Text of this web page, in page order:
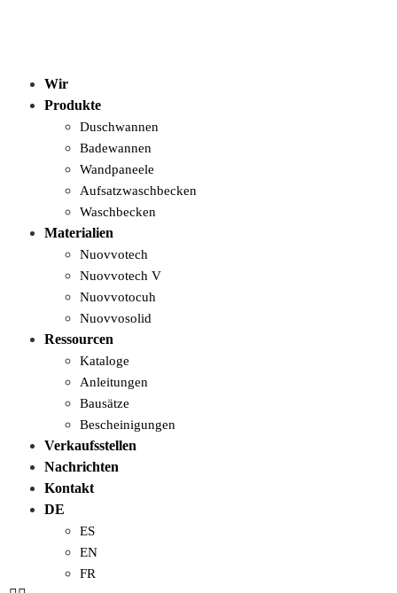
Wir
Produkte
Duschwannen
Badewannen
Wandpaneele
Aufsatzwaschbecken
Waschbecken
Materialien
Nuovvotech
Nuovvotech V
Nuovvotocuh
Nuovvosolid
Ressourcen
Kataloge
Anleitungen
Bausätze
Bescheinigungen
Verkaufsstellen
Nachrichten
Kontakt
DE
ES
EN
FR